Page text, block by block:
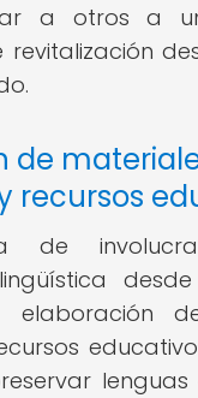
a otros a
revitalización
de
recursos
de
lenguas